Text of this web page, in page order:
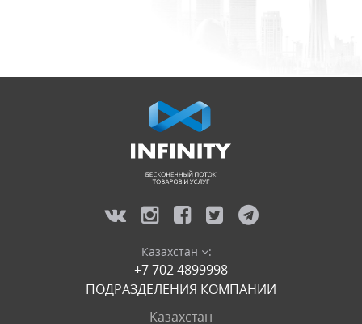
Казахстан :
+7 702 4899998
ПОДРАЗДЕЛЕНИЯ КОМПАНИИ
Казахстан